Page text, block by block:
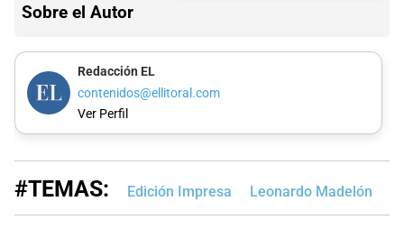
Sobre el Autor
Redacción EL
contenidos@ellitoral.com
Ver Perfil
#TEMAS: Edición Impresa Leonardo Madelón